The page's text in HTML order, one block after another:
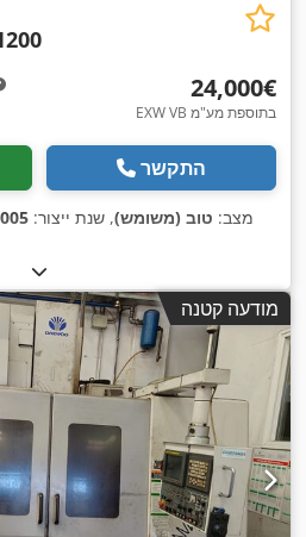
‏24,000 ‏€
EXW VB בתוספת מע"מ
התקשר
מצב: טוב (משומש), שנת ייצור:
מודעה קטנה